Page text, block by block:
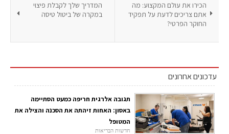
המדריך שלך לקבלת פיצוי
במקרה של ביטול טיסה
הכירו את עולם המקצוע: מה
אתם צריכים לדעת על תפקיד
החוקר הפרטי?
עדכונים אחרונים
תגובה אלרגית חריפה כמעט הסתיימה
באסון: האחות זיהתה את הסכנה והצילה את
המטופל
חדשות הבריאות